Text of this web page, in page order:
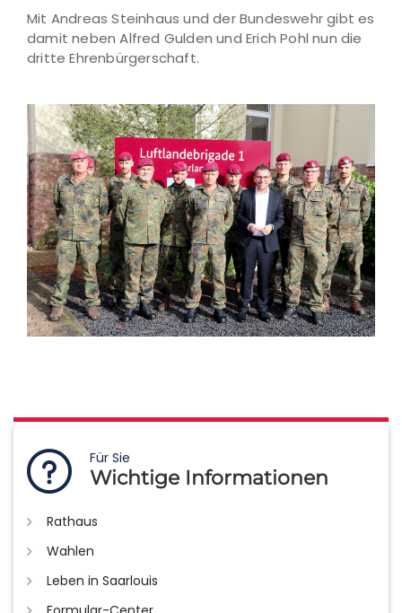
Mit Andreas Steinhaus und der Bundeswehr gibt es
damit neben Alfred Gulden und Erich Pohl nun die
dritte Ehrenbürgerschaft.
Für Sie
Wichtige Informationen
Rathaus
Wahlen
Leben in Saarlouis